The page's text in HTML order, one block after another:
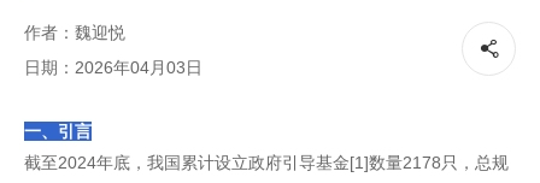
作者：魏迎悦
日期：2026年04月03日
一、引言
截至2024年底，我国累计设立政府引导基金[1]数量2178只，总规